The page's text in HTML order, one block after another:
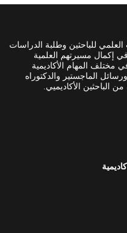
للباحثين وطلبة الدراسات
إكمال مسيرتهم العلمية
مختلف المهام الأكاديمية
الماجستير والدكتوراه
الباحثين الأكاديميي.